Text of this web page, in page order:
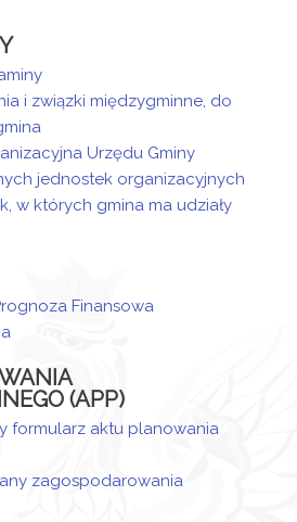
i związki międzygminne, do
Urzędu Gminy
jednostek organizacyjnych
w których gmina ma udziały
Finansowa
(APP)
formularz aktu planowania
zagospodarowania